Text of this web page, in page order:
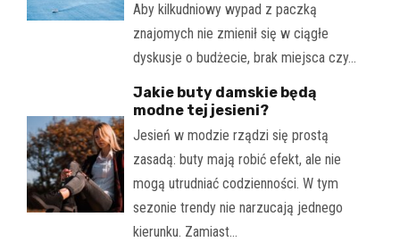
Aby kilkudniowy wypad z paczką
znajomych nie zmienił się w ciągłe
dyskusje o budżecie, brak miejsca czy…
Jakie buty damskie będą
modne tej jesieni?
Jesień w modzie rządzi się prostą
zasadą: buty mają robić efekt, ale nie
mogą utrudniać codzienności. W tym
sezonie trendy nie narzucają jednego
kierunku. Zamiast…